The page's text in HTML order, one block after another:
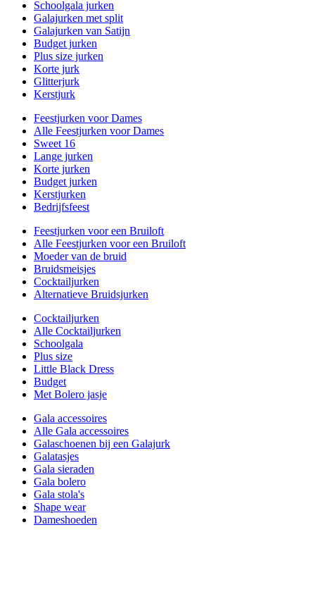
Schoolgala jurken
Galajurken met split
Galajurken van Satijn
Budget jurken
Plus size jurken
Korte jurk
Glitterjurk
Kerstjurk
Feestjurken voor Dames
Alle Feestjurken voor Dames
Sweet 16
Lange jurken
Korte jurken
Budget jurken
Kerstjurken
Bedrijfsfeest
Feestjurken voor een Bruiloft
Alle Feestjurken voor een Bruiloft
Moeder van de bruid
Bruidsmeisjes
Cocktailjurken
Alternatieve Bruidsjurken
Cocktailjurken
Alle Cocktailjurken
Schoolgala
Plus size
Little Black Dress
Budget
Met Bolero jasje
Gala accessoires
Alle Gala accessoires
Galaschoenen bij een Galajurk
Galatasjes
Gala sieraden
Gala bolero
Gala stola's
Shape wear
Dameshoeden